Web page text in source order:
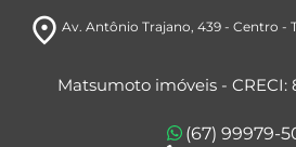
room Av. Antônio Trajano, 439- Centro -
Matsumoto imóveis - CRECI:
(67) 99979-